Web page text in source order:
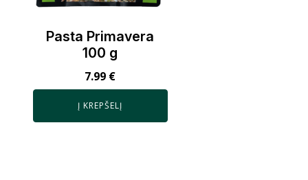
Pasta Primavera
100 g
7.99 €
Į KREPŠELĮ